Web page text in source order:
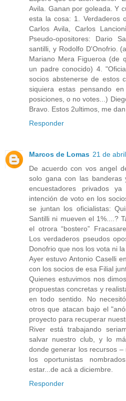
Avila. Ganan por goleada. Y
esta la cosa: 1. Verdaderos
Carlos Avila, Carlos
Pseudo-opositores: Dario
santilli, y Rodolfo D'Onofrio.
Mariano Mera Figueroa (de
un padre conocido) 4.
socios abstenerse de estos
siquiera estas pensando
posiciones, o no votes...)
Bravo. Estos 2ultimos, me dan
Responder
Marcos de Lomas 21 de
De acuerdo con vos angel
solo gana con las
encuestadores privados
intención de voto en los
se juntan los oficialistas:
Santilli ni mueven el 1%....?
el otrora “bostero”
Los verdaderos pseudos
Donofrio que nos los vota ni la
Ayer estuvo Antonio Caselli
con los socios de esa Filial
Quienes estuvimos nos
propuestas concretas y
en todo sentido. No
otros que atacan bajo el
proyecto para recuperar
River está trabajando
salvar nuestro club, y lo
donde generar los recursos
los oportunistas
estar...de acá a diciembre.
Responder